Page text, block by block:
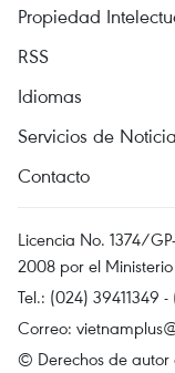
Propiedad
RSS
Idiomas
Servicios de
Contacto
Licencia No. 1374/
2008 por el
Tel.: (024) 39411349
Correo:
© Derechos de autor